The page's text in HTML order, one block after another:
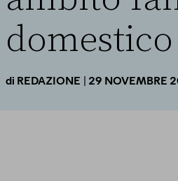
domestico
di REDAZIONE | 29 NOVEMBRE